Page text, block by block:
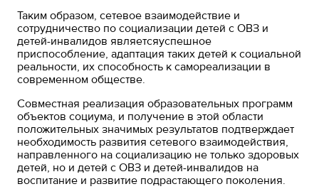
Таким образом, сетевое взаимодействие и
сотрудничество по социализации детей с ОВЗ и
детей-инвалидов являетсяуспешное
приспособление, адаптация таких детей к социальной
реальности, их способность к самореализации в
современном обществе.
Совместная реализация образовательных программ
объектов социума, и получение в этой области
положительных значимых результатов подтверждает
необходимость развития сетевого взаимодействия,
направленного на социализацию не только здоровых
детей, но и детей с ОВЗ и детей-инвалидов на
воспитание и развитие подрастающего поколения.